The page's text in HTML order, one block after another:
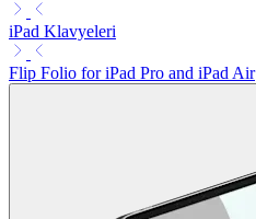
iPad Klavyeleri
Flip Folio for iPad Pro and iPad Air